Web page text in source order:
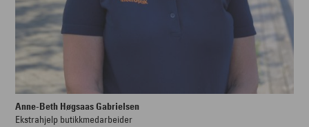
Anne-Beth Høgsaas Gabrielsen
Ekstrahjelp butikkmedarbeider